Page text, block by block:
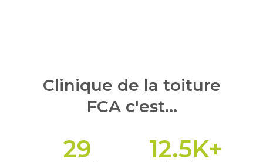
Clinique de la toiture
FCA c'est...
29 12.5K+